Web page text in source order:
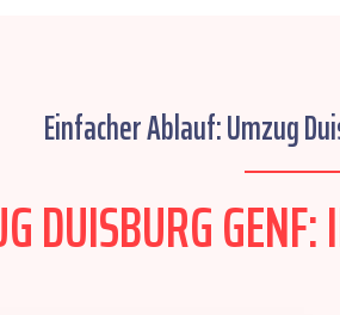
Einfacher Ablauf: Umzug
DUISBURG